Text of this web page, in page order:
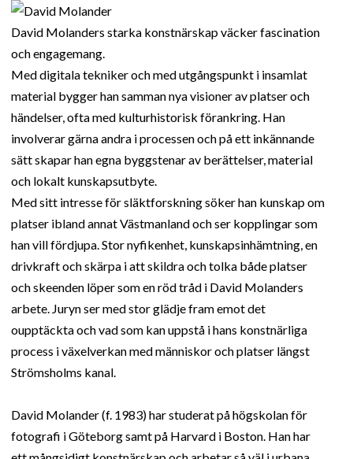
David Molanders starka konstnärskap väcker fascination
och engagemang.
Med digitala tekniker och med utgångspunkt i insamlat
material bygger han samman nya visioner av platser och
händelser, ofta med kulturhistorisk förankring. Han
involverar gärna andra i processen och på ett inkännande
sätt skapar han egna byggstenar av berättelser, material
och lokalt kunskapsutbyte.
Med sitt intresse för släktforskning söker han kunskap om
platser ibland annat Västmanland och ser kopplingar som
han vill fördjupa. Stor nyfikenhet, kunskapsinhämtning, en
drivkraft och skärpa i att skildra och tolka både platser
och skeenden löper som en röd tråd i David Molanders
arbete. Juryn ser med stor glädje fram emot det
oupptäckta och vad som kan uppstå i hans konstnärliga
process i växelverkan med människor och platser längst
Strömsholms kanal.
David Molander (f. 1983) har studerat på högskolan för
fotografi i Göteborg samt på Harvard i Boston. Han har